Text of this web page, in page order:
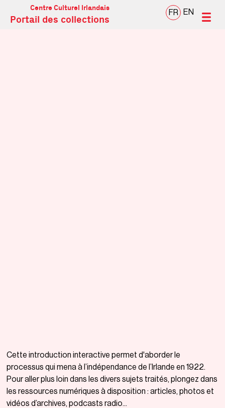
Centre Culturel Irlandais
Portail des collections
Cette introduction interactive permet d'aborder le
processus qui mena à l’indépendance de l’Irlande en 1922.
Pour aller plus loin dans les divers sujets traités, plongez dans
les ressources numériques à disposition : articles, photos et
vidéos d’archives, podcasts radio...
FR EN